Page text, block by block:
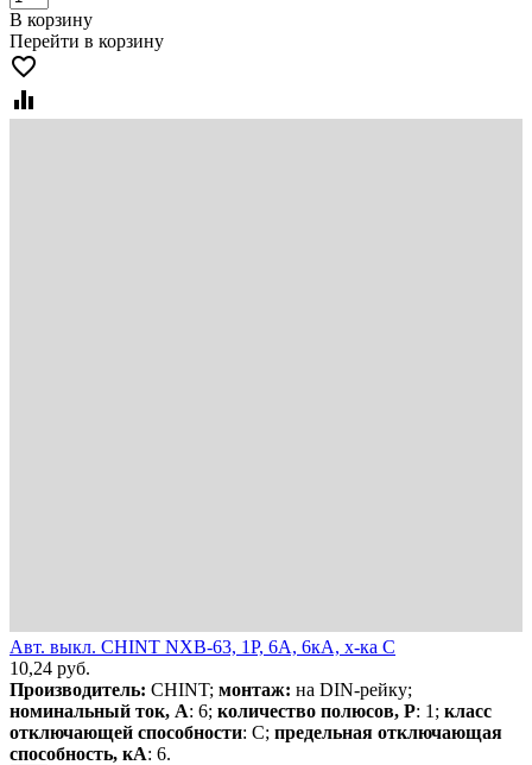
В корзину
Перейти в корзину
favorite_border
equalizer
Авт. выкл. CHINT NXB-63, 1P, 6А, 6кА, х-ка C
10,24 руб.
Производитель: CHINT; монтаж: на DIN-рейку;
номинальный ток, А: 6; количество полюсов, Р: 1; класс
отключающей способности: С; предельная отключающая
способность, кА: 6.